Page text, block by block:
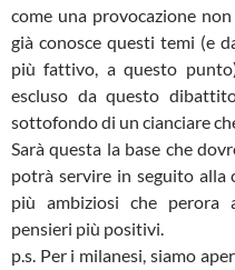
come una provocazione
già conosce questi temi (e
più fattivo, a questo
escluso da questo
sottofondo di un cianciare
Sarà questa la base che
potrà servire in seguito
più ambiziosi che perora
pensieri più positivi.
p.s. Per i milanesi, siamo